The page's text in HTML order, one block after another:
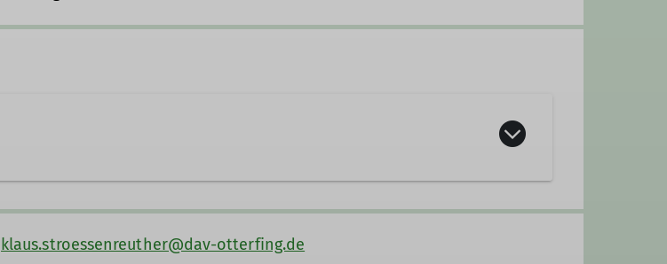
klaus.stroessenreuther@dav-otterfing.de